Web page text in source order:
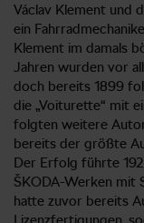
Václav Klement und
ein
Klement im damals
Jahren wurden vor
doch bereits 1899
die „Voiturette“ mit
folgten weitere
bereits der größte
Der Erfolg führte
ŠKODA-Werken mit
hatte zuvor bereits